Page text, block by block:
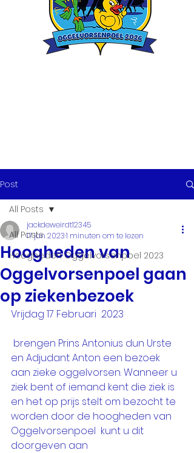
Post
All Posts
Hoogheden Oggelvorsenpoel 2023
All Posts
Hoogheden van
Oggelvorsenpoel gaan
op ziekenbezoek
jackdeweirdt12345
17 jan 20231 minuten om te lezen
Vrijdag 17 Februari  2023
en Adjudant Anton een bezoek
aan zieke oggelvorsen. Wanneer u
ziek bent of iemand kent die ziek is
en het op prijs stelt om bezocht te
worden door de hoogheden van
Oggelvorsenpoel  kunt u dit
doorgeven aan